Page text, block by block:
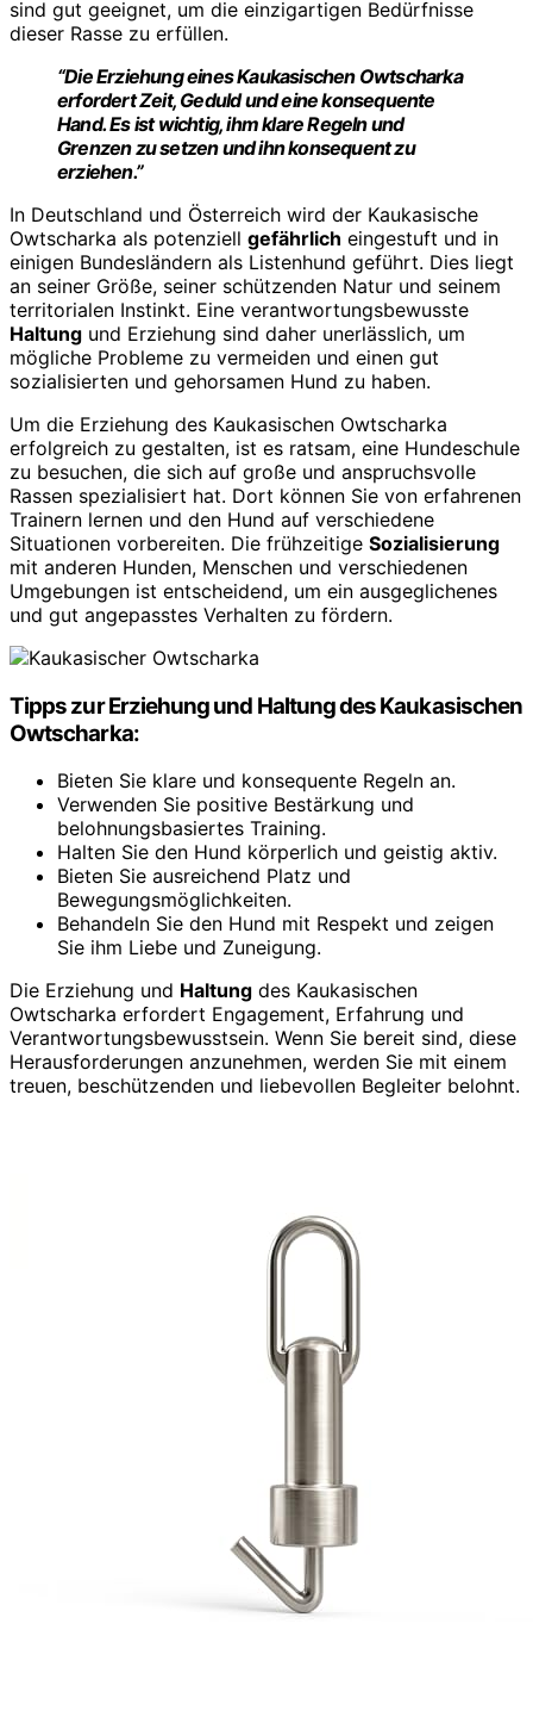
sind gut geeignet, um die einzigartigen Bedürfnisse
dieser Rasse zu erfüllen.
“Die Erziehung eines Kaukasischen Owtscharka
erfordert Zeit, Geduld und eine konsequente
Hand. Es ist wichtig, ihm klare Regeln und
Grenzen zu setzen und ihn konsequent zu
erziehen.”
In Deutschland und Österreich wird der Kaukasische
Owtscharka als potenziell gefährlich eingestuft und in
einigen Bundesländern als Listenhund geführt. Dies liegt
an seiner Größe, seiner schützenden Natur und seinem
territorialen Instinkt. Eine verantwortungsbewusste
Haltung und Erziehung sind daher unerlässlich, um
mögliche Probleme zu vermeiden und einen gut
sozialisierten und gehorsamen Hund zu haben.
Um die Erziehung des Kaukasischen Owtscharka
erfolgreich zu gestalten, ist es ratsam, eine Hundeschule
zu besuchen, die sich auf große und anspruchsvolle
Rassen spezialisiert hat. Dort können Sie von erfahrenen
Trainern lernen und den Hund auf verschiedene
Situationen vorbereiten. Die frühzeitige Sozialisierung
mit anderen Hunden, Menschen und verschiedenen
Umgebungen ist entscheidend, um ein ausgeglichenes
und gut angepasstes Verhalten zu fördern.
Tipps zur Erziehung und Haltung des Kaukasischen
Owtscharka:
Bieten Sie klare und konsequente Regeln an.
Verwenden Sie positive Bestärkung und
belohnungsbasiertes Training.
Halten Sie den Hund körperlich und geistig aktiv.
Bieten Sie ausreichend Platz und
Bewegungsmöglichkeiten.
Behandeln Sie den Hund mit Respekt und zeigen
Sie ihm Liebe und Zuneigung.
Die Erziehung und Haltung des Kaukasischen
Owtscharka erfordert Engagement, Erfahrung und
Verantwortungsbewusstsein. Wenn Sie bereit sind, diese
Herausforderungen anzunehmen, werden Sie mit einem
treuen, beschützenden und liebevollen Begleiter belohnt.